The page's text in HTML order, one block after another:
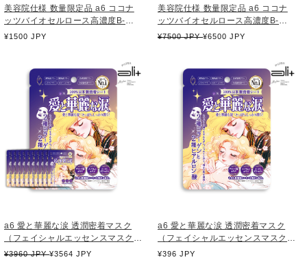
美容院仕様 数量限定品 a6 ココナ
ッツバイオセルロース高濃度B-
MSCマスク 内容量 25ml /枚
通
¥1500 JPY
美容院仕様 数量限定品 a6 ココナ
ッツバイオセルロース高濃度B-
MSCマスク 内容量 25ml /枚（ 5枚
通
¥7500 JPY¥6500 JPY
a6 愛と華麗な涙 透潤密着マスク
（フェイシャルエッセンスマスク）
美容液1本分（25ml）×10枚（JAN
通
¥3960 JPY¥3564 JPY
a6 愛と華麗な涙 透潤密着マスク
（フェイシャルエッセンスマスク）
美容液1本分（25ml）JANコード：
通
¥396 JPY